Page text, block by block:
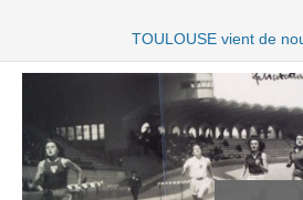
TOULOUSE vient de